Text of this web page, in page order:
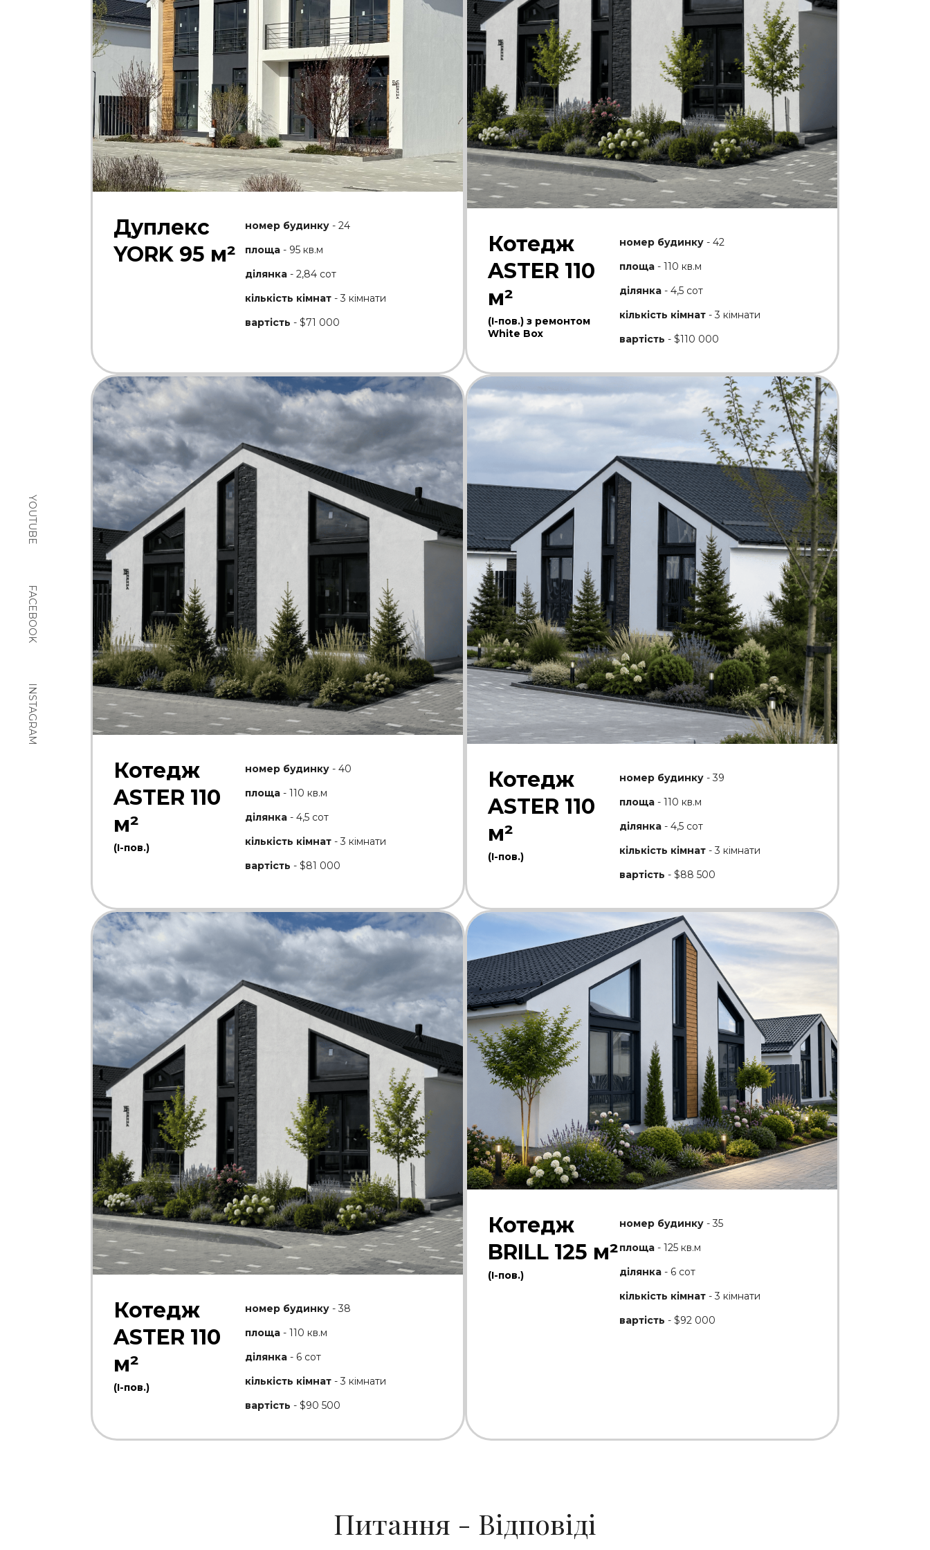
YOUTUBE
FACEBOOK
INSTAGRAM
Дуплекс
YORK 95 м²
номер будинку- 24
площа- 95 кв.м
ділянка- 2,84 сот
кількість кімнат- 3 кімнати
вартість - $71 000
Котедж
ASTER 110
м²
(І-пов.) з ремонтом
White Box
номер будинку - 42
площа - 110 кв.м
ділянка - 4,5 сот
кількість кімнат - 3 кімнати
вартість - $110 000
Котедж
ASTER 110
м²
(І-пов.)
номер будинку- 40
площа- 110 кв.м
ділянка- 4,5 сот
кількість кімнат- 3 кімнати
вартість - $81 000
Котедж
ASTER 110
м²
(І-пов.)
номер будинку - 39
площа - 110 кв.м
ділянка - 4,5 сот
кількість кімнат - 3 кімнати
вартість - $88 500
Котедж
ASTER 110
м²
(І-пов.)
номер будинку- 38
площа- 110 кв.м
ділянка- 6 сот
кількість кімнат- 3 кімнати
вартість - $90 500
Котедж
BRILL 125 м²
(І-пов.)
номер будинку - 35
площа - 125 кв.м
ділянка - 6 сот
кількість кімнат - 3 кімнати
вартість - $92 000
Питання - Відповіді